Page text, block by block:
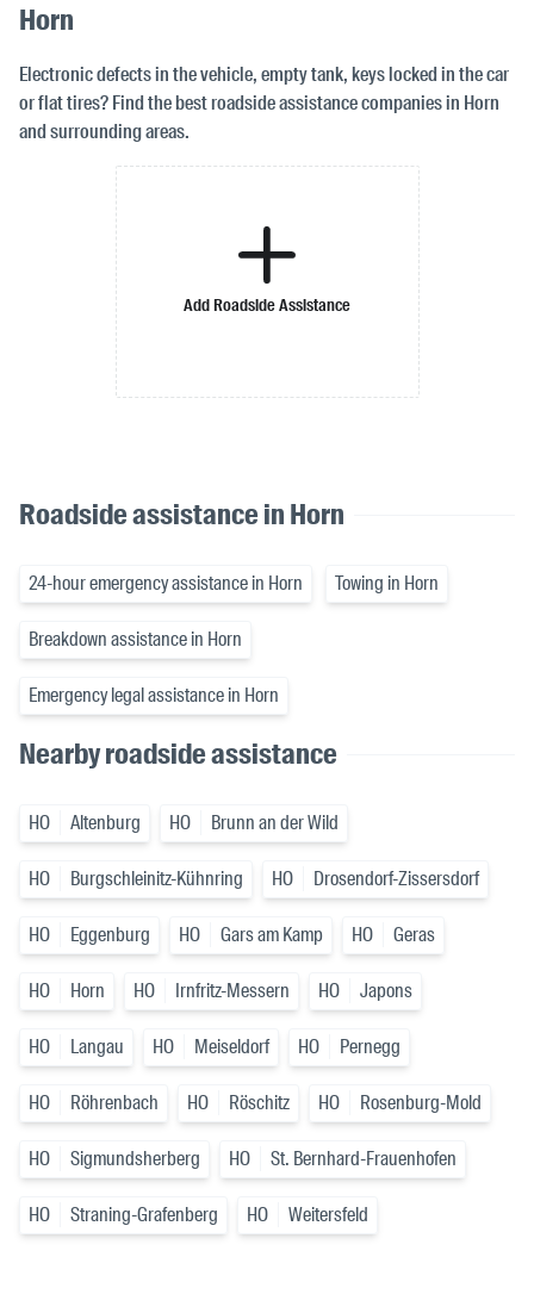
Horn
Electronic defects in the vehicle, empty tank, keys locked in the car
or flat tires? Find the best roadside assistance companies in Horn
and surrounding areas.
Add Roadside Assistance
Roadside assistance in Horn
24-hour emergency assistance in Horn Towing in Horn
Breakdown assistance in Horn
Emergency legal assistance in Horn
Nearby roadside assistance
HO Altenburg HO Brunn an der Wild
HO Burgschleinitz-Kühnring HO Drosendorf-Zissersdorf
HO Eggenburg HO Gars am Kamp HO Geras
HO Horn HO Irnfritz-Messern HO Japons
HO Langau HO Meiseldorf HO Pernegg
HO Röhrenbach HO Röschitz HO Rosenburg-Mold
HO Sigmundsherberg HO St. Bernhard-Frauenhofen
HO Straning-Grafenberg HO Weitersfeld